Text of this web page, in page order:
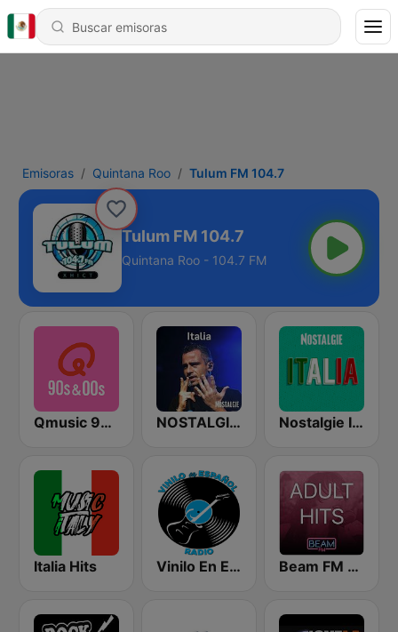
Emisoras Quintana Roo Tulum FM 104.7
Tulum FM 104.7
Quintana Roo - 104.7 FM
Qmusic 90's & 00's NOSTALGIE ITALIA Nostalgie Italia
Italia Hits Vinilo En Español Radio Beam FM - Adult Hits